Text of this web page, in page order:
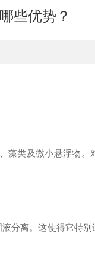
些优势？
藻类及微小悬浮物。
分离。这使得它特